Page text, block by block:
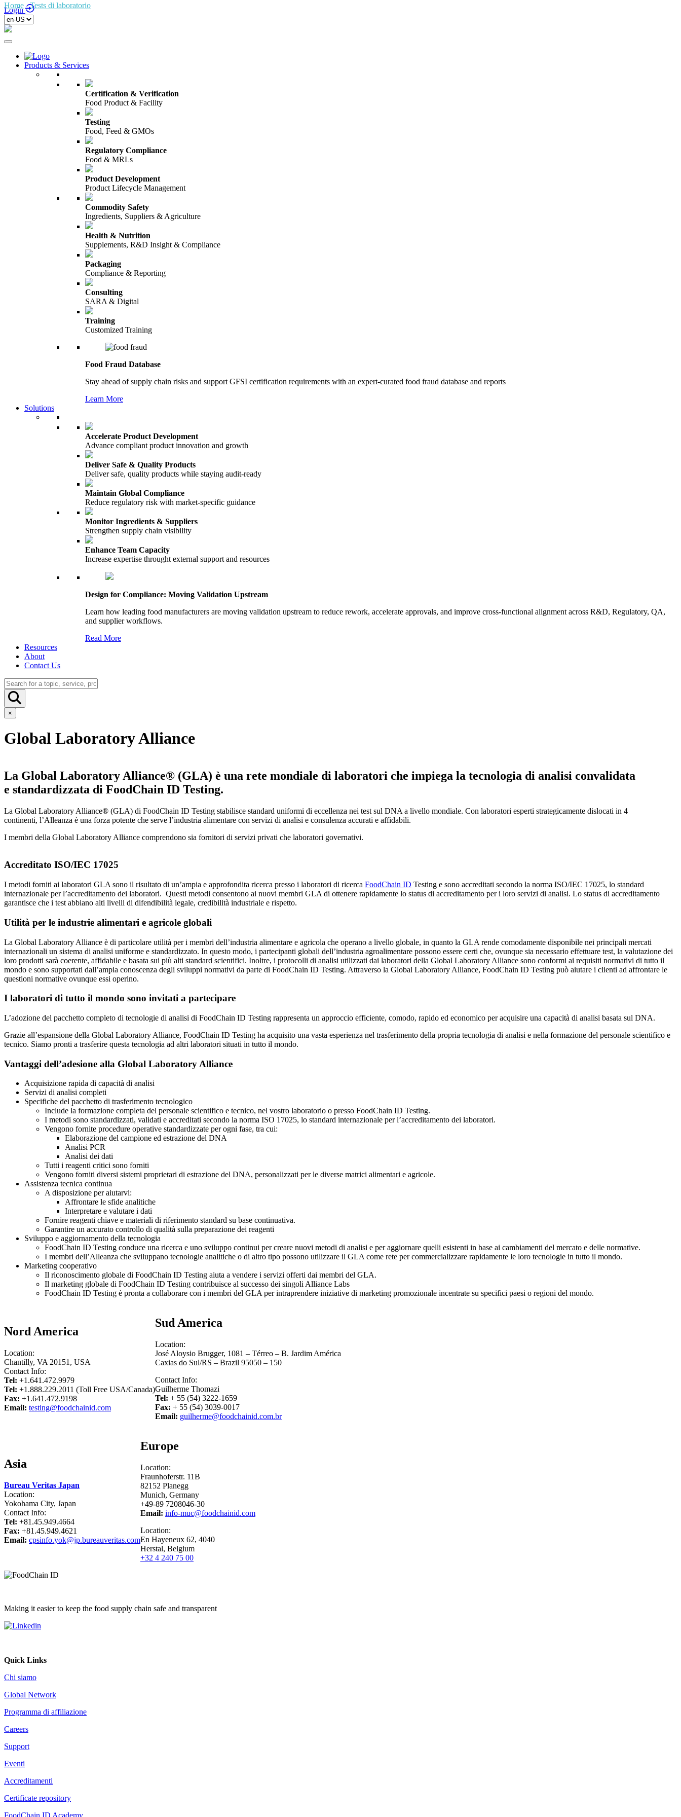
Login
Products & Services
Certification & Verification
Food Product & Facility
Testing
Food, Feed & GMOs
Regulatory Compliance
Food & MRLs
Product Development
Product Lifecycle Management
Commodity Safety
Ingredients, Suppliers & Agriculture
Health & Nutrition
Supplements, R&D Insight & Compliance
Packaging
Compliance & Reporting
Consulting
SARA & Digital
Training
Customized Training
Food Fraud Database
Stay ahead of supply chain risks and support GFSI certification requirements with an expert-curated food fraud database and reports
Learn More
Solutions
Accelerate Product Development
Advance compliant product innovation and growth
Deliver Safe & Quality Products
Deliver safe, quality products while staying audit-ready
Maintain Global Compliance
Reduce regulatory risk with market-specific guidance
Monitor Ingredients & Suppliers
Strengthen supply chain visibility
Enhance Team Capacity
Increase expertise throught external support and resources
Design for Compliance: Moving Validation Upstream
Learn how leading food manufacturers are moving validation upstream to reduce rework, accelerate approvals, and improve cross-functional alignment across R&D, Regulatory, QA,
and supplier workflows.
Read More
Resources
About
Contact Us
×
Home /Tests di laboratorio
Global Laboratory Alliance
La Global Laboratory Alliance® (GLA) è una rete mondiale di laboratori che impiega la tecnologia di analisi convalidata
e standardizzata di FoodChain ID Testing.
La Global Laboratory Alliance® (GLA) di FoodChain ID Testing stabilisce standard uniformi di eccellenza nei test sul DNA a livello mondiale. Con laboratori esperti strategicamente dislocati in 4
continenti, l’Alleanza è una forza potente che serve l’industria alimentare con servizi di analisi e consulenza accurati e affidabili.
I membri della Global Laboratory Alliance comprendono sia fornitori di servizi privati che laboratori governativi.
Accreditato ISO/IEC 17025
I metodi forniti ai laboratori GLA sono il risultato di un’ampia e approfondita ricerca presso i laboratori di ricerca FoodChain ID Testing e sono accreditati secondo la norma ISO/IEC 17025, lo standard
internazionale per l’accreditamento dei laboratori. Questi metodi consentono ai nuovi membri GLA di ottenere rapidamente lo status di accreditamento per i loro servizi di analisi. Lo status di accreditamento
garantisce che i test abbiano alti livelli di difendibilità legale, credibilità industriale e rispetto.
Utilità per le industrie alimentari e agricole globali
La Global Laboratory Alliance è di particolare utilità per i membri dell’industria alimentare e agricola che operano a livello globale, in quanto la GLA rende comodamente disponibile nei principali mercati
internazionali un sistema di analisi uniforme e standardizzato. In questo modo, i partecipanti globali dell’industria agroalimentare possono essere certi che, ovunque sia necessario effettuare test, la valutazione dei
loro prodotti sarà coerente, affidabile e basata sui più alti standard scientifici. Inoltre, i protocolli di analisi utilizzati dai laboratori della Global Laboratory Alliance sono conformi ai requisiti normativi di tutto il
mondo e sono supportati dall’ampia conoscenza degli sviluppi normativi da parte di FoodChain ID Testing. Attraverso la Global Laboratory Alliance, FoodChain ID Testing può aiutare i clienti ad affrontare le
questioni normative ovunque essi operino.
I laboratori di tutto il mondo sono invitati a partecipare
L’adozione del pacchetto completo di tecnologie di analisi di FoodChain ID Testing rappresenta un approccio efficiente, comodo, rapido ed economico per acquisire una capacità di analisi basata sul DNA.
Grazie all’espansione della Global Laboratory Alliance, FoodChain ID Testing ha acquisito una vasta esperienza nel trasferimento della propria tecnologia di analisi e nella formazione del personale scientifico e
tecnico. Siamo pronti a trasferire questa tecnologia ad altri laboratori situati in tutto il mondo.
Vantaggi dell’adesione alla Global Laboratory Alliance
Acquisizione rapida di capacità di analisi
Servizi di analisi completi
Specifiche del pacchetto di trasferimento tecnologico
Include la formazione completa del personale scientifico e tecnico, nel vostro laboratorio o presso FoodChain ID Testing.
I metodi sono standardizzati, validati e accreditati secondo la norma ISO 17025, lo standard internazionale per l’accreditamento dei laboratori.
Vengono fornite procedure operative standardizzate per ogni fase, tra cui:
Elaborazione del campione ed estrazione del DNA
Analisi PCR
Analisi dei dati
Tutti i reagenti critici sono forniti
Vengono forniti diversi sistemi proprietari di estrazione del DNA, personalizzati per le diverse matrici alimentari e agricole.
Assistenza tecnica continua
A disposizione per aiutarvi:
Affrontare le sfide analitiche
Interpretare e valutare i dati
Fornire reagenti chiave e materiali di riferimento standard su base continuativa.
Garantire un accurato controllo di qualità sulla preparazione dei reagenti
Sviluppo e aggiornamento della tecnologia
FoodChain ID Testing conduce una ricerca e uno sviluppo continui per creare nuovi metodi di analisi e per aggiornare quelli esistenti in base ai cambiamenti del mercato e delle normative.
I membri dell’Alleanza che sviluppano tecnologie analitiche o di altro tipo possono utilizzare il GLA come rete per commercializzare rapidamente le loro tecnologie in tutto il mondo.
Marketing cooperativo
Il riconoscimento globale di FoodChain ID Testing aiuta a vendere i servizi offerti dai membri del GLA.
Il marketing globale di FoodChain ID Testing contribuisce al successo dei singoli Alliance Labs
FoodChain ID Testing è pronta a collaborare con i membri del GLA per intraprendere iniziative di marketing promozionale incentrate su specifici paesi o regioni del mondo.
Nord America
Location:
Chantilly, VA 20151, USA
Contact Info:
Tel: +1.641.472.9979
Tel: +1.888.229.2011 (Toll Free USA/Canada)
Fax: +1.641.472.9198
Email: testing@foodchainid.com
Sud America
Location:
José Aloysio Brugger, 1081 – Térreo – B. Jardim América
Caxias do Sul/RS – Brazil 95050 – 150
Contact Info:
Guilherme Thomazi
Tel: + 55 (54) 3222-1659
Fax: + 55 (54) 3039-0017
Email: guilherme@foodchainid.com.br
Asia
Bureau Veritas Japan
Location:
Yokohama City, Japan
Contact Info:
Tel: +81.45.949.4664
Fax: +81.45.949.4621
Email: cpsinfo.yok@jp.bureauveritas.com
Europe
Location:
Fraunhoferstr. 11B
82152 Planegg
Munich, Germany
+​49-89 7208046-30
Email: info-muc@foodchainid.com
Location:
En Hayeneux 62, 4040
Herstal, Belgium
+32 4 240 75 00
Making it easier to keep the food supply chain safe and transparent
Quick Links
Chi siamo
Global Network
Programma di affiliazione
Careers
Support
Eventi
Accreditamenti
Certificate repository
FoodChain ID Academy